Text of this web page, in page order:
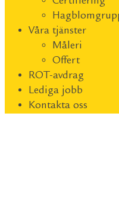
Våra tjänster
Måleri
Offert
ROT-avdrag
Lediga jobb
Kontakta oss